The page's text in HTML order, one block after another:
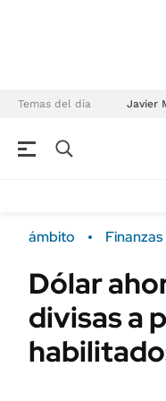
Temas del día Javier
Campo
FINANZAS
Dólar
ámbito Finanzas
Dólar
divisas a